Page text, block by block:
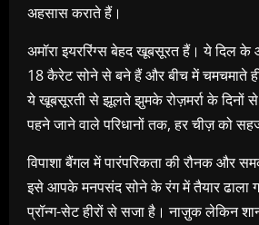
अहसास कराते हैं।
अमॉरा इयररिंग्स बेहद खूबसूरत हैं। ये दिल
18 कैरेट सोने से बने हैं और बीच में चमचमाते
ये खूबसूरती से झूलते झुमके रोज़मर्रा के दिनों
पहने जाने वाले परिधानों तक, हर चीज़ को
विपाशा बैंगल में पारंपरिकता की रौनक और
इसे आपके मनपसंद सोने के रंग में तैयार ढाला
प्रॉन्ग-सेट हीरों से सजा है। नाज़ुक लेकिन